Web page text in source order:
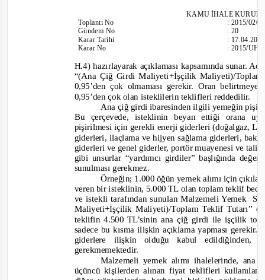
KAMU İHALE
ToplantıNo
Gündem No
Karar Tarihi
Karar No
:2015/026
:20
:
:2015/
H.4) hazırlayarak açıklaması kapsamında sunar.
“(Ana Çiğ Girdi Maliyeti+İşçilik Maliyeti)/Toplam
0,95’den çok olmaması gerekir. Oran
0,95’den çok olan isteklilerin teklifleri reddedilir.
Ana çiğ girdi ibaresinden ilgili yemeğin
Bu çerçevede, isteklinin beyan ettiği orana
pişirilmesi için gerekli enerji giderleri (doğalgaz,
giderleri, ilaçlama ve hijyen sağlama giderleri,
giderleri ve genel giderler, portör muayenesi ve tali
gibi unsurlar “yardımcı girdiler” başlığında
sunulması gerekmez.
Örneğin; 1.000 öğün yemek alımı için
veren bir isteklinin, 5.000 TL olan toplam teklif
ve istekli tarafından sunulan Malzemeli Yemek
Maliyeti+İşçilik Maliyeti)/Toplam Teklif Tutarı”
teklifin 4.500 TL’sinin ana çiğ girdi ile işçilik
sadece bu kısma ilişkin açıklama yapması
giderlere ilişkin olduğu kabul edildiğinden,
gerekmemektedir.
Malzemeli yemek alımı ihalelerinde,
üçüncü kişilerden alınan fiyat teklifleri